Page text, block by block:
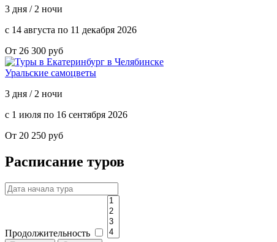
3 дня / 2 ночи
с 14 августа по 11 декабря 2026
От 26 300 руб
Уральские самоцветы
3 дня / 2 ночи
с 1 июля по 16 сентября 2026
От 20 250 руб
Расписание туров
Продолжительность